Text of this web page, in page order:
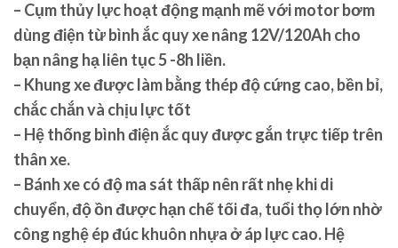
– Cụm thủy lực hoạt động mạnh mẽ với motor bơm
dùng điện từ bình ắc quy xe nâng 12V/120Ah cho
bạn nâng hạ liên tục 5 -8h liền.
– Khung xe được làm bằng thép độ cứng cao, bền bỉ,
chắc chắn và chịu lực tốt
– Hệ thống bình điện ắc quy được gắn trực tiếp trên
thân xe.
– Bánh xe có độ ma sát thấp nên rất nhẹ khi di
chuyển, độ ồn được hạn chế tối đa, tuổi thọ lớn nhờ
công nghệ ép đúc khuôn nhựa ở áp lực cao. Hệ